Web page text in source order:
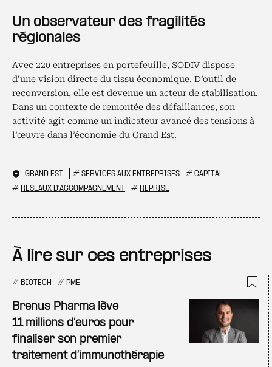
Un observateur des fragilités
régionales
Avec 220 entreprises en portefeuille, SODIV dispose
d’une vision directe du tissu économique. D’outil de
reconversion, elle est devenue un acteur de stabilisation.
Dans un contexte de remontée des défaillances, son
activité agit comme un indicateur avancé des tensions à
l’œuvre dans l’économie du Grand Est.
GRAND EST # SERVICES AUX ENTREPRISES # CAPITAL
# RÉSEAUX D'ACCOMPAGNEMENT # REPRISE
À lire sur ces entreprises
# BIOTECH # PME
Brenus Pharma lève
11 millions d’euros pour
finaliser son premier
traitement d’immunothérapie